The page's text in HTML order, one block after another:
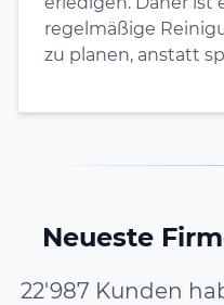
regelmäßige
zu planen, anstatt
Neueste
22'987 Kunden